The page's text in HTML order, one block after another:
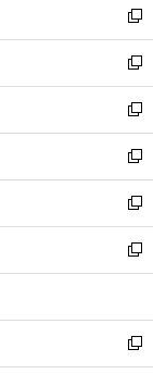
く
で
開
く
ド
ウ
で
開
く
ィ
ン
ド
ウ
で
開
く
い
ウ
ィ
ン
ド
ウ
で
開
く
新
し
い
ウ
ィ
ン
ド
ウ
で
開
く
新
し
い
ウ
ィ
ン
ド
ウ
で
開
新
し
い
ウ
ィ
ン
ド
ウ
開
く
新
し
い
ウ
ィ
ン
ウ
で
開
新
し
い
ウ
ン
ド
ウ
新
し
ウ
ィ
ン
新